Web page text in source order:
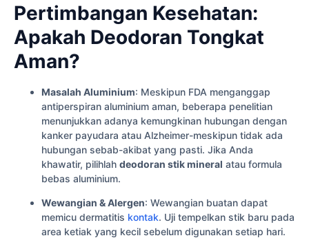
Pertimbangan Kesehatan:
Apakah Deodoran Tongkat
Aman?
Masalah Aluminium: Meskipun FDA menganggap
antiperspiran aluminium aman, beberapa penelitian
menunjukkan adanya kemungkinan hubungan dengan
kanker payudara atau Alzheimer-meskipun tidak ada
hubungan sebab-akibat yang pasti. Jika Anda
khawatir, pilihlah deodoran stik mineral atau formula
bebas aluminium.
Wewangian & Alergen: Wewangian buatan dapat
memicu dermatitis kontak. Uji tempelkan stik baru pada
area ketiak yang kecil sebelum digunakan setiap hari.